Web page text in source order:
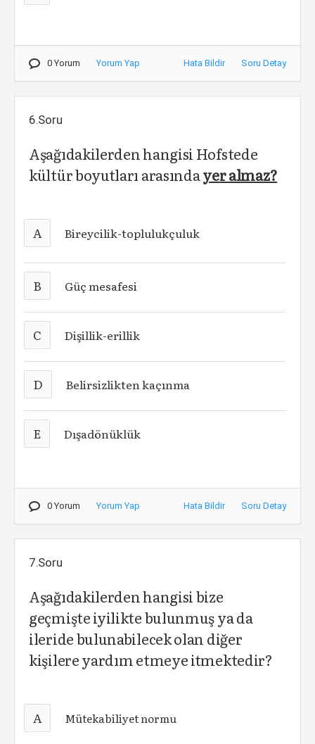
0 Yorum Yorum Yap Hata Bildir Soru Detay
6.Soru
Aşağıdakilerden hangisi Hofstede
kültür boyutları arasındayer almaz?
A Bireycilik-toplulukçuluk
B Güç mesafesi
C Dişillik-erillik
D Belirsizlikten kaçınma
E Dışadönüklük
0 Yorum Yorum Yap Hata Bildir Soru Detay
7.Soru
Aşağıdakilerden hangisi bize
geçmişte iyilikte bulunmuş ya da
ileride bulunabilecek olan diğer
kişilere yardım etmeye itmektedir?
A Mütekabiliyet normu